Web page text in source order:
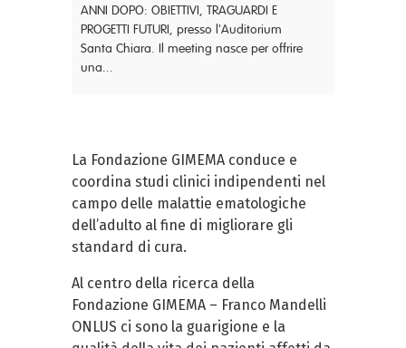
ANNI DOPO: OBIETTIVI, TRAGUARDI E
PROGETTI FUTURI, presso l'Auditorium
Santa Chiara. Il meeting nasce per offrire
una...
La Fondazione GIMEMA conduce e
coordina studi clinici indipendenti nel
campo delle malattie ematologiche
dell’adulto al fine di migliorare gli
standard di cura.
Al centro della ricerca della
Fondazione GIMEMA – Franco Mandelli
ONLUS ci sono la guarigione e la